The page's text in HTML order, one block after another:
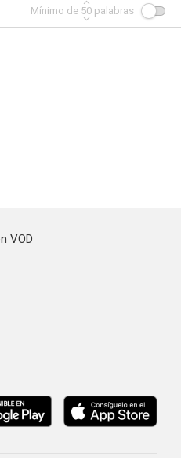
Mínimo de 50 palabras
VOD